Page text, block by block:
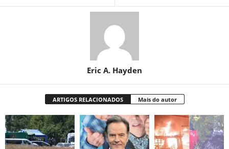
Eric A. Hayden
ARTIGOS RELACIONADOS Mais do autor